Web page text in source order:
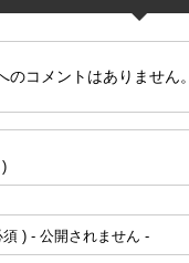
のコメントはありません。
) - 公開されません -